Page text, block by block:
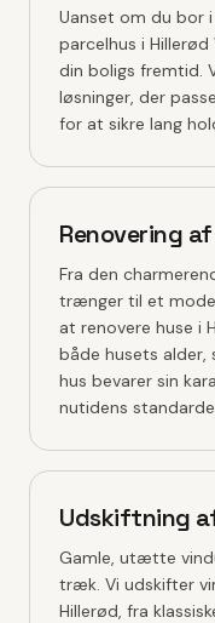
Uanset om du bor
parcelhus i
din boligs fremtid.
løsninger, der
for at sikre lang
Renovering
Fra den
trænger til et
at renovere huse i
både husets alder,
hus bevarer sin
nutidens
Udskiftning
Gamle, utætte
træk. Vi udskifter
Hillerød, fra